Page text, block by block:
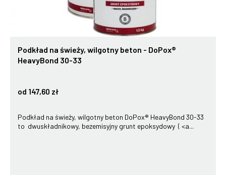
Podkład na świeży, wilgotny beton - DoPox®
HeavyBond 30-33
od 147,60 zł
Podkład na świeży, wilgotny beton DoPox® HeavyBond 30-33
to dwuskładnikowy, bezemisyjny grunt epoksydowy ( <a...